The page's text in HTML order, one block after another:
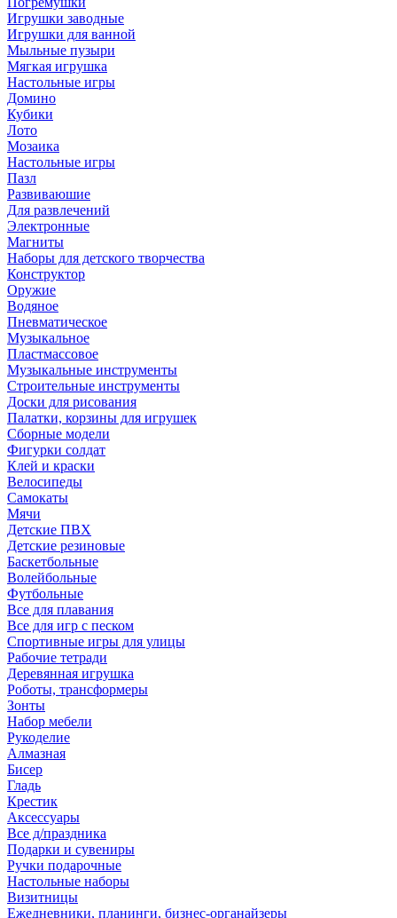
Игрушки заводные
Игрушки для ванной
Мыльные пузыри
Мягкая игрушка
Настольные игры
Домино
Кубики
Лото
Мозаика
Настольные игры
Пазл
Развиваюшие
Для развлечений
Электронные
Магниты
Наборы для детского творчества
Конструктор
Оружие
Водяное
Пневматическое
Музыкальное
Пластмассовое
Музыкальные инструменты
Строительные инструменты
Доски для рисования
Палатки, корзины для игрушек
Сборные модели
Фигурки солдат
Клей и краски
Велосипеды
Самокаты
Мячи
Детские ПВХ
Детские резиновые
Баскетбольные
Волейбольные
Футбольные
Все для плавания
Все для игр с песком
Спортивные игры для улицы
Рабочие тетради
Деревянная игрушка
Роботы, трансформеры
Зонты
Набор мебели
Рукоделие
Алмазная
Бисер
Гладь
Крестик
Аксессуары
Все д/праздника
Подарки и сувениры
Ручки подарочные
Настольные наборы
Визитницы
Ежедневники, планинги, бизнес-органайзеры